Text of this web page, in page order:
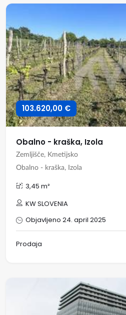
103.620,00 €
Obalno - kraška, Izola
Zemljišče, Kmetijsko
Obalno - kraška, Izola
3,45 m²
KW SLOVENIA
Objavljeno 24. april 2025
Prodaja